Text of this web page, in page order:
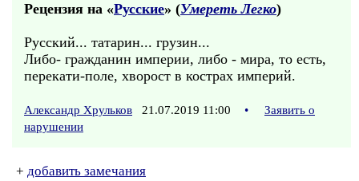
Рецензия на «Русские» (Умереть Легко)
Русский... татарин... грузин...
Либо- гражданин империи, либо - мира, то есть,
перекати-поле, хворост в кострах империй.
Александр Хрульков 21.07.2019 11:00 •
Заявить о
нарушении
+ добавить замечания